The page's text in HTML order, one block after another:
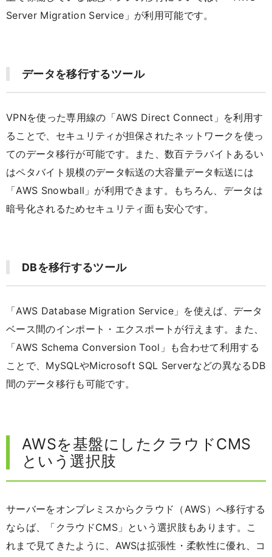
Server Migration Service」が利用可能です。
データを移行するツール
VPNを使った専用線の「AWS Direct Connect」を利用す
ることで、セキュリティが担保されたネットワークを使っ
てのデータ移行が可能です。また、数百テラバイトあるい
はペタバイト規模のデータ転送の大容量データ転送には
「AWS Snowball」が利用できます。もちろん、データは
暗号化されるためセキュリティ面も安心です。
DBを移行するツール
「AWS Database Migration Service」を使えば、データ
ベース間のインポート・エクスポートが行えます。また、
「AWS Schema Conversion Tool」も合わせて利用する
ことで、MySQLやMicrosoft SQL Serverなどの異なるDB
間のデータ移行も可能です。
AWSを基盤にしたクラウドCMS
という選択肢
サーバーをオンプレミスからクラウド（AWS）へ移行する
ならば、「クラウドCMS」という選択肢もあります。こ
れまで見てきたように、AWSは拡張性・柔軟性に優れ、コ